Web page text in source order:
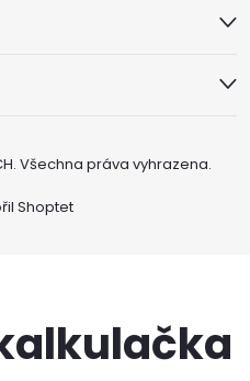
Shoptet
. Všechna práva vyhrazena.